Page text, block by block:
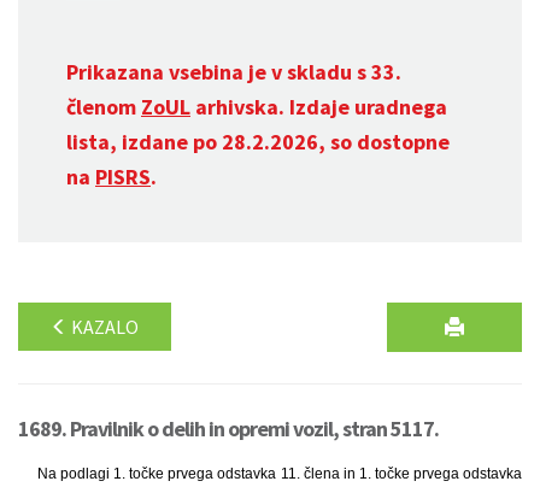
Prikazana vsebina je v skladu s 33.
členom ZoUL arhivska. Izdaje uradnega
lista, izdane po 28.2.2026, so dostopne
na PISRS.
KAZALO
1689. Pravilnik o delih in opremi vozil, stran 5117.
Na podlagi 1. točke prvega odstavka 11. člena in 1. točke prvega odstavka